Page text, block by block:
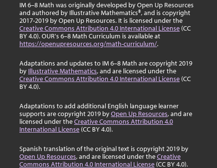
IM 6–8 Math was originally developed by Open Up Resources
and authored by Illustrative Mathematics®, and is copyright
2017-2019 by Open Up Resources. It is licensed under the
Creative Commons Attribution 4.0 International License (CC
BY 4.0). OUR's 6–8 Math Curriculum is available at
https://openupresources.org/math-curriculum/.
Adaptations and updates to IM 6–8 Math are copyright 2019
by Illustrative Mathematics, and are licensed under the
Creative Commons Attribution 4.0 International License (CC
BY 4.0).
Adaptations to add additional English language learner
supports are copyright 2019 byOpen Up Resources, and are
licensed under theCreative Commons Attribution 4.0
International License (CC BY 4.0).
Spanish translation of the original text is copyright 2019 by
Open Up Resources, and are licensed under theCreative
Commons Attribution 4.0 International License (CC BY 4.0).